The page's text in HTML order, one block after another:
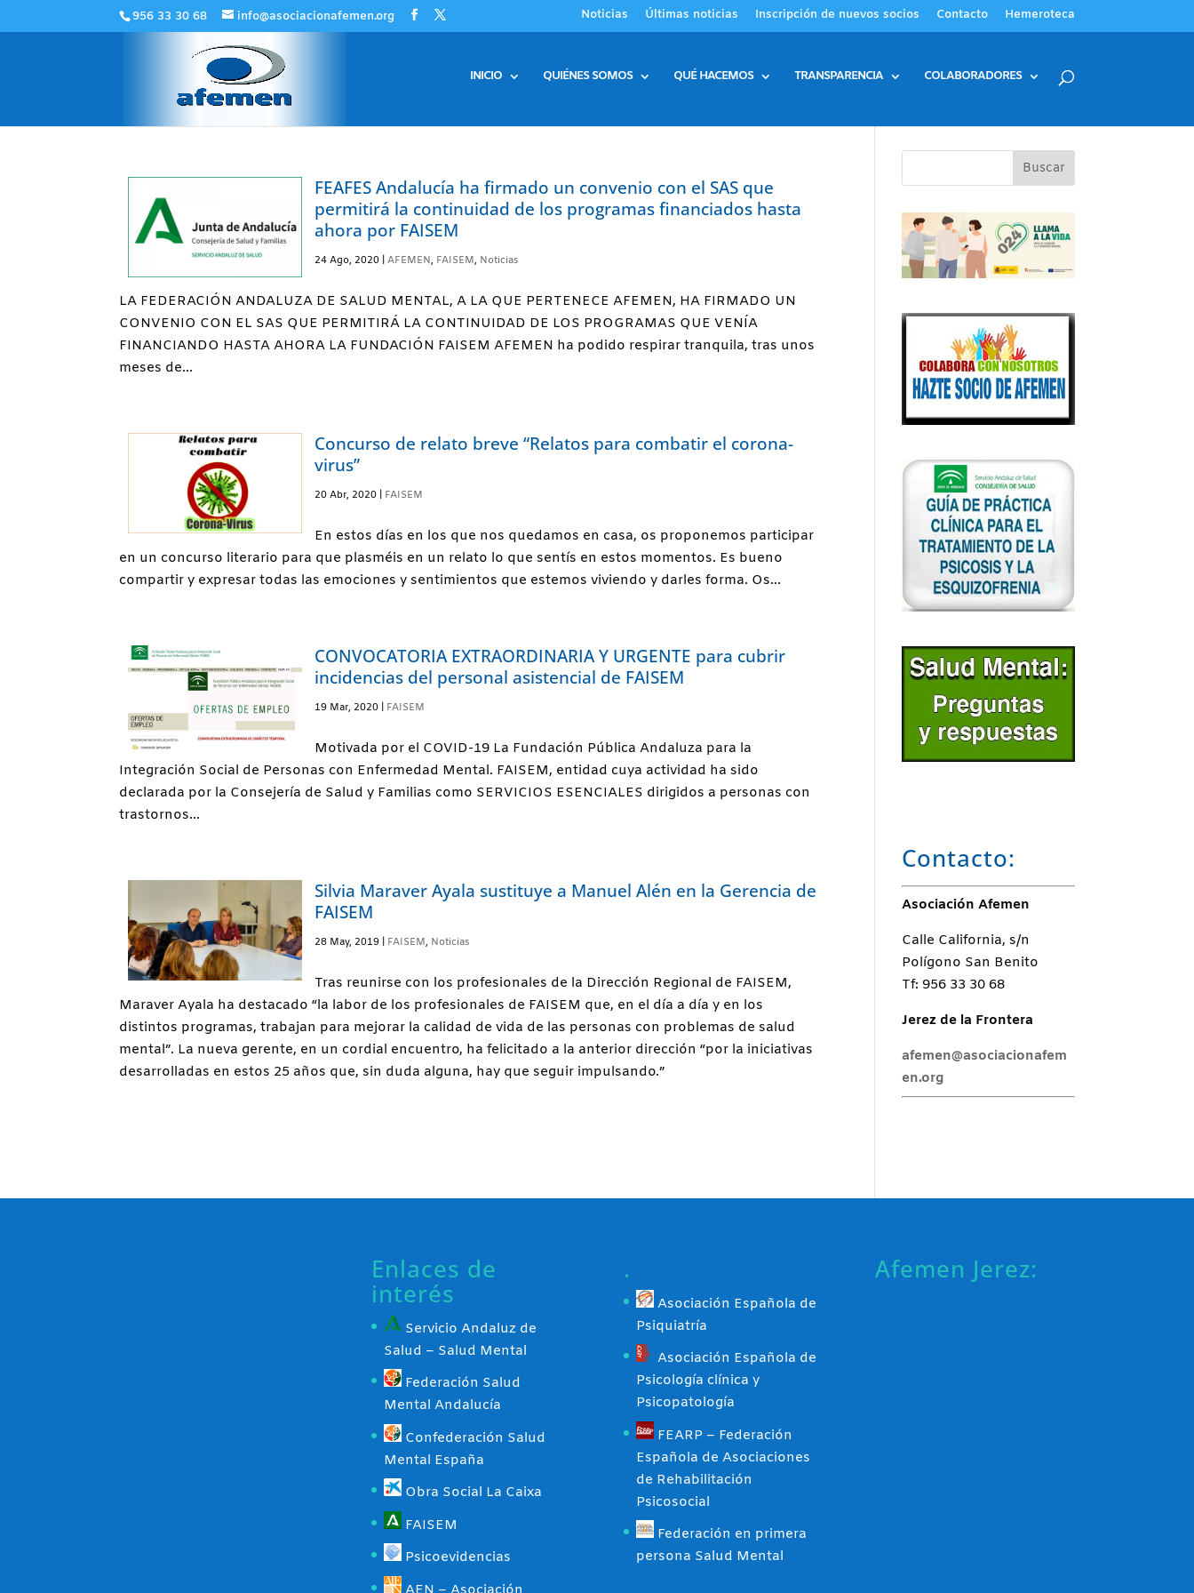
956 33 30 68 info@asociacionafemen.org Noticias Últimas noticias Inscripción de nuevos socios Contacto Hemeroteca
INICIO QUIÉNES SOMOS QUÉ HACEMOS TRANSPARENCIA COLABORADORES
FEAFES Andalucía ha firmado un convenio con el SAS que
permitirá la continuidad de los programas financiados hasta
ahora por FAISEM
24 Ago, 2020 |AFEMEN, FAISEM, Noticias
LA FEDERACIÓN ANDALUZA DE SALUD MENTAL, A LA QUE PERTENECE AFEMEN, HA FIRMADO UN
CONVENIO CON EL SAS QUE PERMITIRÁ LA CONTINUIDAD DE LOS PROGRAMAS QUE VENÍA
FINANCIANDO HASTA AHORA LA FUNDACIÓN FAISEM AFEMEN ha podido respirar tranquila, tras unos
meses de...
Concurso de relato breve “Relatos para combatir el corona-
virus”
20 Abr, 2020 FAISEM
En estos días en los que nos quedamos en casa, os proponemos participar
en un concurso literario para que plasméis en un relato lo que sentís en estos momentos. Es bueno
compartir y expresar todas las emociones y sentimientos que estemos viviendo y darles forma. Os...
CONVOCATORIA EXTRAORDINARIA Y URGENTE para cubrir
incidencias del personal asistencial de FAISEM
19 Mar, 2020 FAISEM
Motivada por el COVID-19 La Fundación Pública Andaluza para la
Integración Social de Personas con Enfermedad Mental. FAISEM, entidad cuya actividad ha sido
declarada por la Consejería de Salud y Familias como SERVICIOS ESENCIALES dirigidos a personas con
trastornos...
Silvia Maraver Ayala sustituye a Manuel Alén en la Gerencia de
FAISEM
28 May, 2019 FAISEM, Noticias
Tras reunirse con los profesionales de la Dirección Regional de FAISEM,
Maraver Ayala ha destacado “la labor de los profesionales de FAISEM que, en el día a día y en los
distintos programas, trabajan para mejorar la calidad de vida de las personas con problemas de salud
mental”. La nueva gerente, en un cordial encuentro, ha felicitado a la anterior dirección “por la iniciativas
desarrolladas en estos 25 años que, sin duda alguna, hay que seguir impulsando.”
Contacto:
Asociación Afemen
Calle California, s/n
Polígono San Benito
Tf: 956 33 30 68
Jerez de la Frontera
afemen@asociacionafem
en.org
Enlaces de
interés
Servicio Andaluz de
Salud – Salud Mental
Federación Salud
Mental Andalucía
Confederación Salud
Mental España
Obra Social La Caixa
FAISEM
Psicoevidencias
.
Asociación Española de
Psiquiatría
Asociación Española de
Psicología clínica y
Psicopatología
FEARP – Federación
Española de Asociaciones
de Rehabilitación
Psicosocial
Federación en primera
persona Salud Mental
Afemen Jerez: